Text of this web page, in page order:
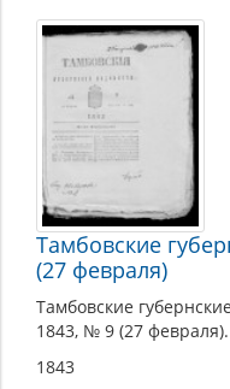
Тамбовские
(27 февраля)
Тамбовские
1843, № 9 (27
1843